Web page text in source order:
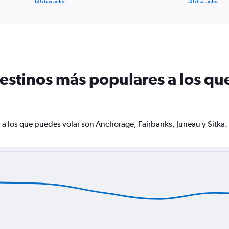
más populares a los
los que puedes volar son Anchorage, Fairbanks, Juneau y Sitka.